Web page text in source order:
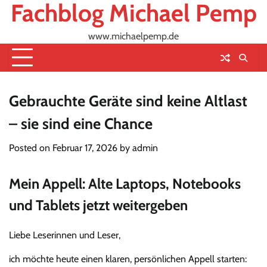
SkipFachblog Michael Pemp
www.michaelpemp.de
Gebrauchte Geräte sind keine Altlast
– sie sind eine Chance
Posted on Februar 17, 2026 by admin
Mein Appell: Alte Laptops, Notebooks
und Tablets jetzt weitergeben
Liebe Leserinnen und Leser,
ich möchte heute einen klaren, persönlichen Appell starten: